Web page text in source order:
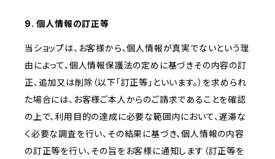
9. 個人情報の訂正等
当ショップは、お客様から、個人情報が真実でないという理
由によって、個人情報保護法の定めに基づきその内容の訂
正、追加又は削除（以下「訂正等」といいます。）を求められ
た場合には、お客様ご本人からのご請求であることを確認
の上で、利用目的の達成に必要な範囲内において、遅滞な
く必要な調査を行い、その結果に基づき、個人情報の内容
の訂正等を行い、その旨をお客様に通知します（訂正等を